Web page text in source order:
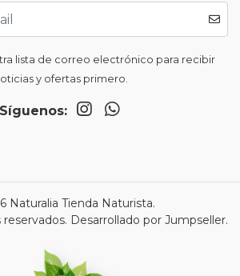
lista de correo electrónico para recibir
y ofertas primero.
Síguenos:
Naturalia Tienda Naturista.
Desarrollado por Jumpseller.